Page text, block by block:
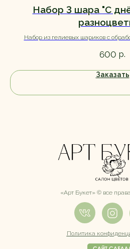
Набор 3 шара "С
Набор из гелиевых шариков с
600 р.
Заказать
Политика
«Арт Букет» ©️ все